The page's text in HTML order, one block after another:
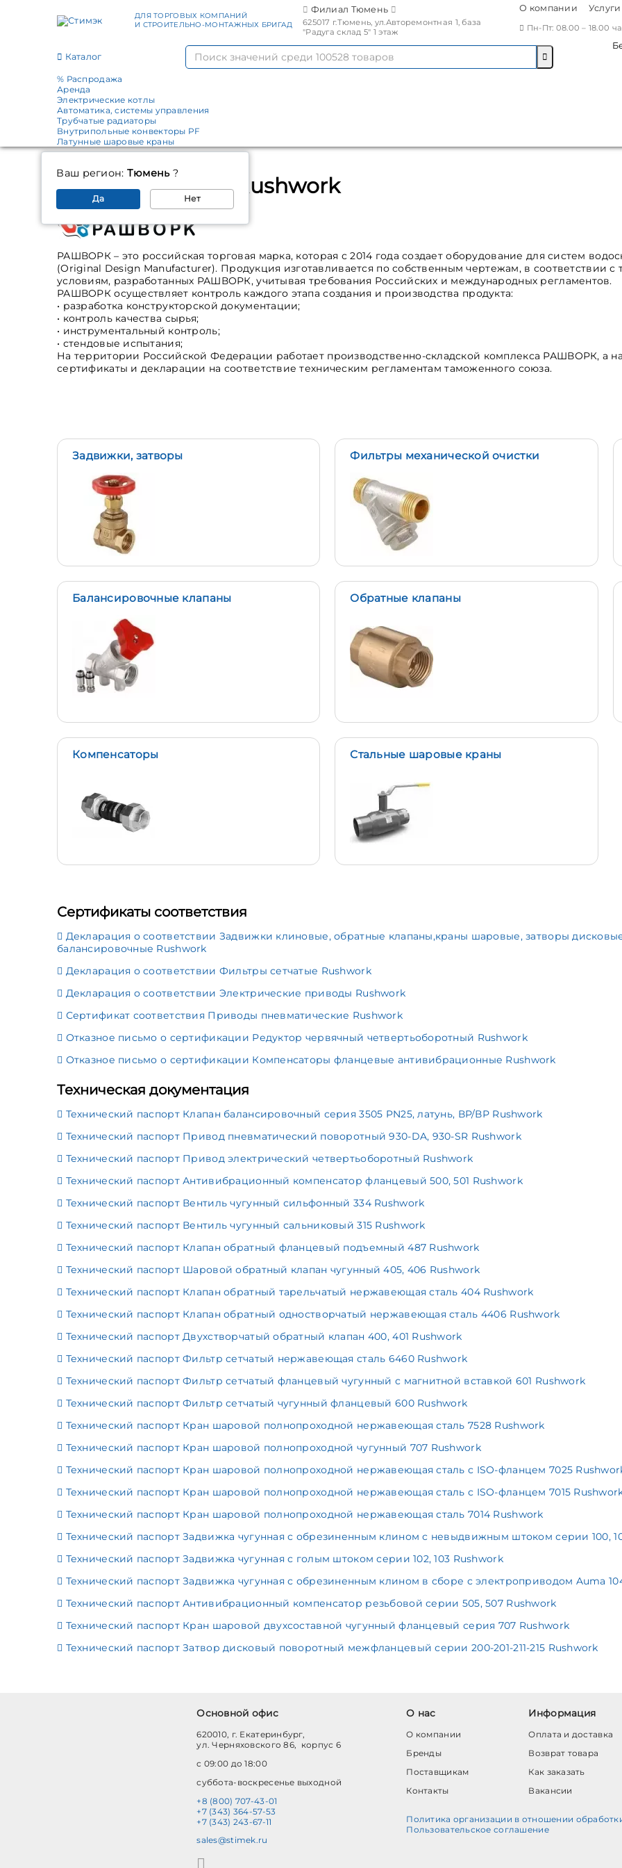
ДЛЯ ТОРГОВЫХ КОМПАНИЙ
И СТРОИТЕЛЬНО-МОНТАЖНЫХ БРИГАД
Филиал Тюмень
625017 г.Тюмень, ул.Авторемонтная 1, база
"Радуга склад 5" 1 этаж
Ваш регион: Тюмень?
Да Нет
О компании Услуги
Пн-Пт: 08.00 – 18.00
Каталог
% Распродажа
Аренда
Электрические котлы
Автоматика, системы управления
Трубчатые радиаторы
Внутрипольные конвекторы PF
Латунные шаровые краны
Производитель Rushwork
РАШВОРК – это российская торговая марка, которая с 2014 года создает оборудование для систем
(Original Design Manufacturer). Продукция изготавливается по собственным чертежам, в соответствии
условиям, разработанных РАШВОРК, учитывая требования Российских и международных регламентов.
РАШВОРК осуществляет контроль каждого этапа создания и производства продукта:
• разработка конструкторской документации;
• контроль качества сырья;
• инструментальный контроль;
• стендовые испытания;
На территории Российской Федерации работает производственно-складской комплекса РАШВОРК, а
сертификаты и декларации на соответствиетехническим регламентамтаможенного союза.
Задвижки, затворы Фильтры механической очистки
Балансировочные клапаны Обратные клапаны
Компенсаторы Стальные шаровые краны
Сертификаты соответствия
Декларация о соответствии Задвижки клиновые, обратные клапаны,краны шаровые, затворы
балансировочные Rushwork
Декларация о соответствии Фильтры сетчатые Rushwork
Декларация о соответствии Электрические приводы Rushwork
Сертификат соответствия Приводы пневматические Rushwork
Отказное письмо о сертификации Редуктор червячный четвертьоборотный Rushwork
Отказное письмо о сертификации Компенсаторы фланцевые антивибрационные Rushwork
Техническая документация
Технический паспорт Клапан балансировочный серия 3505 PN25, латунь, ВР/ВР Rushwork
Технический паспорт Привод пневматический поворотный 930-DA, 930-SR Rushwork
Технический паспорт Привод электрический четвертьоборотный Rushwork
Технический паспорт Антивибрационный компенсатор фланцевый 500, 501 Rushwork
Технический паспорт Вентиль чугунный сильфонный 334 Rushwork
Технический паспорт Вентиль чугунный сальниковый 315 Rushwork
Технический паспорт Клапан обратный фланцевый подъемный 487 Rushwork
Технический паспорт Шаровой обратный клапан чугунный 405, 406 Rushwork
Технический паспорт Клапан обратный тарельчатый нержавеющая сталь 404 Rushwork
Технический паспорт Клапан обратный одностворчатый нержавеющая сталь 4406 Rushwork
Технический паспорт Двухстворчатый обратный клапан 400, 401 Rushwork
Технический паспорт Фильтр сетчатый нержавеющая сталь 6460 Rushwork
Технический паспорт Фильтр сетчатый фланцевый чугунный с магнитной вставкой 601 Rushwork
Технический паспорт Фильтр сетчатый чугунный фланцевый 600 Rushwork
Технический паспорт Кран шаровой полнопроходной нержавеющая сталь 7528 Rushwork
Технический паспорт Кран шаровой полнопроходной чугунный 707 Rushwork
Технический паспорт Кран шаровой полнопроходной нержавеющая сталь с ISO-фланцем 7025
Технический паспорт Кран шаровой полнопроходной нержавеющая сталь с ISO-фланцем 7015
Технический паспорт Кран шаровой полнопроходной нержавеющая сталь 7014 Rushwork
Технический паспорт Задвижка чугунная с обрезиненным клином с невыдвижным штоком серии 100,
Технический паспорт Задвижка чугунная с голым штоком серии 102, 103 Rushwork
Технический паспорт Задвижка чугунная с обрезиненным клином в сборе с электроприводом Auma
Технический паспорт Антивибрационный компенсатор резьбовой серии 505, 507 Rushwork
Технический паспорт Кран шаровой двухсоставной чугунный фланцевый серия 707 Rushwork
Технический паспорт Затвор дисковый поворотный межфланцевый серии 200-201-211-215 Rushwork
Основной офис
620010, г. Екатеринбург,
ул. Черняховского 86, корпус 6
с 09:00 до 18:00
суббота-воскресенье выходной
+8 (800) 707-43-01
+7 (343) 364-57-53
+7 (343) 243-67-11
sales@stimek.ru
О нас
О компании
Бренды
Поставщикам
Контакты
Информация
Оплата и доставка
Возврат товара
Как заказать
Вакансии
Политика организации в отношении
Пользовательское соглашение